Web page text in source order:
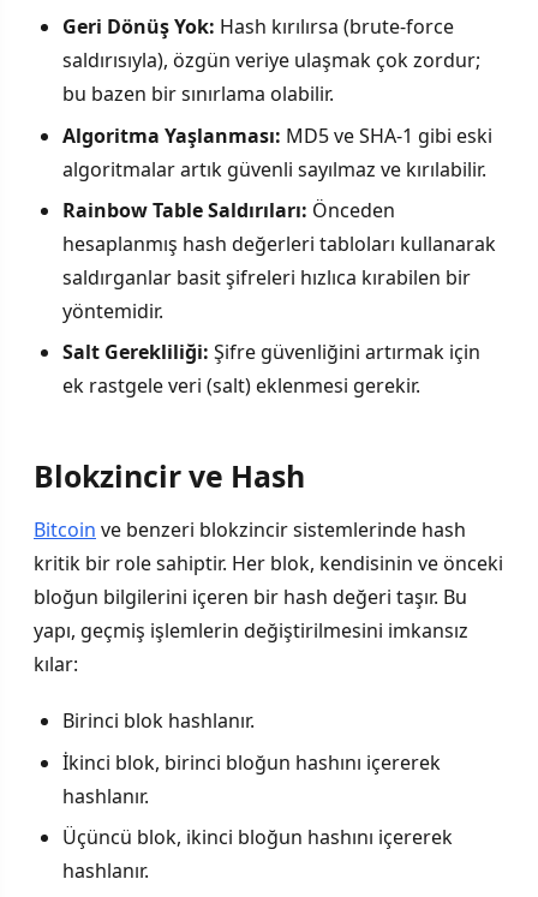
Geri Dönüş Yok: Hash kırılırsa (brute-force
saldırısıyla), özgün veriye ulaşmak çok zordur;
bu bazen bir sınırlama olabilir.
Algoritma Yaşlanması: MD5 ve SHA-1 gibi eski
algoritmalar artık güvenli sayılmaz ve kırılabilir.
Rainbow Table Saldırıları: Önceden
hesaplanmış hash değerleri tabloları kullanarak
saldırganlar basit şifreleri hızlıca kırabilen bir
yöntemidir.
Salt Gerekliliği: Şifre güvenliğini artırmak için
ek rastgele veri (salt) eklenmesi gerekir.
Blokzincir ve Hash
Bitcoin ve benzeri blokzincir sistemlerinde hash
kritik bir role sahiptir. Her blok, kendisinin ve önceki
bloğun bilgilerini içeren bir hash değeri taşır. Bu
yapı, geçmiş işlemlerin değiştirilmesini imkansız
kılar:
Birinci blok hashlanır.
İkinci blok, birinci bloğun hashını içererek
hashlanır.
Üçüncü blok, ikinci bloğun hashını içererek
hashlanır.